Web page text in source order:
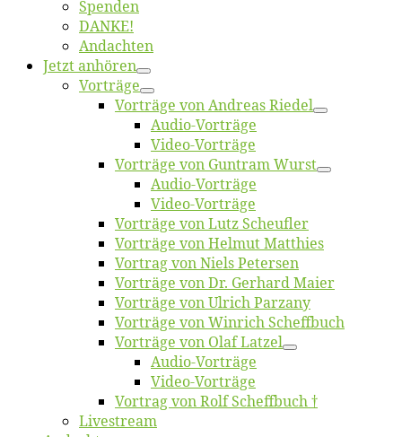
Spen­den
DANKE!
An­dach­ten
Jetzt an­hö­ren
Vor­trä­ge
Vor­trä­ge von An­dre­as Riedel
Au­dio-Vor­trä­ge
Vi­deo-Vor­trä­ge
Vor­trä­ge von Gun­tram Wurst
Au­dio-Vor­trä­ge
Vi­deo-Vor­trä­ge
Vor­trä­ge von Lutz Scheufler
Vor­trä­ge von Hel­mut Matthies
Vor­trag von Niels Petersen
Vor­trä­ge von Dr. Ger­hard Maier
Vor­trä­ge von Ul­rich Parzany
Vor­trä­ge von Win­rich Scheffbuch
Vor­trä­ge von Olaf Latzel
Au­dio-Vor­trä­ge
Vi­deo-Vor­trä­ge
Vor­trag von Rolf Scheffbuch †
Live­stream